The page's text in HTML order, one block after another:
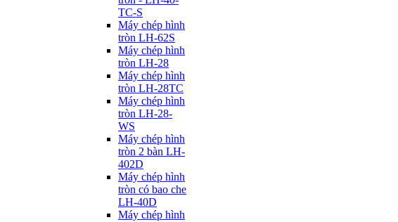
TC-S
Máy chép hình
tròn LH-62S
Máy chép hình
tròn LH-28
Máy chép hình
tròn LH-28TC
Máy chép hình
tròn LH-28-
WS
Máy chép hình
tròn 2 bàn LH-
402D
Máy chép hình
tròn có bao che
LH-40D
Máy chép hình